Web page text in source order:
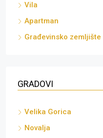
Vila
Apartman
Građevinsko zemljište
GRADOVI
Velika Gorica
Novalja